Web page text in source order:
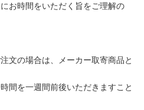
お時間をいただく旨をご理解の
文の場合は、メーカー取寄商品と
間を一週間前後いただきますこと